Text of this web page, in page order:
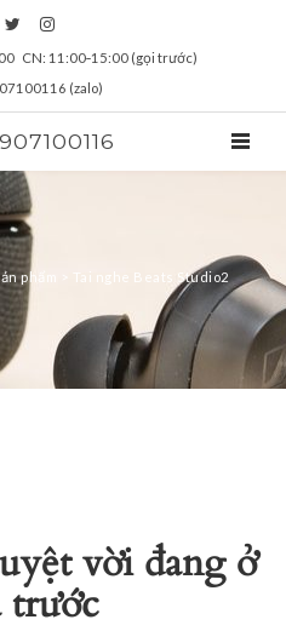
CN: 11:00‑15:00 (gọi trước)
(zalo)
phẩm
Tai nghe Beats Studio2
vời đang ở
trước